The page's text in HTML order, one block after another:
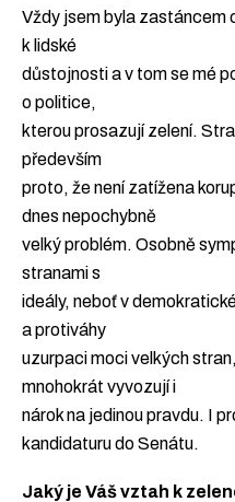
Vždy jsem byla zastáncem
k lidské
důstojnosti a v tom se mé
o politice,
kterou prosazují zelení.
především
proto, že není zatížena
dnes nepochybně
velký problém. Osobně
stranami s
ideály, neboť v
a protiváhy
uzurpaci moci velkých
mnohokrát vyvozují i
nárok na jedinou pravdu. I
kandidaturu do Senátu.
Jaký je Váš vztah k